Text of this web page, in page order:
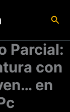
Parcial:
con
en